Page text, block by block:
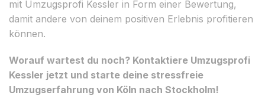
mit Umzugsprofi Kessler in Form einer Bewertung,
damit andere von deinem positiven Erlebnis profitieren
können.
Worauf wartest du noch? Kontaktiere Umzugsprofi
Kessler jetzt und starte deine stressfreie
Umzugserfahrung von Köln nach Stockholm!